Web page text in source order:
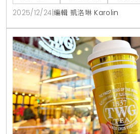
2025/12/24 編輯 凱洛琳 Karolin